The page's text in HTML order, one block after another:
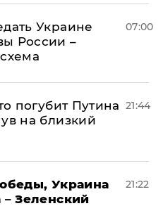
Украине
России –
07:00
погубит Путина
на близкий
21:44
Украина
– Зеленский
21:22